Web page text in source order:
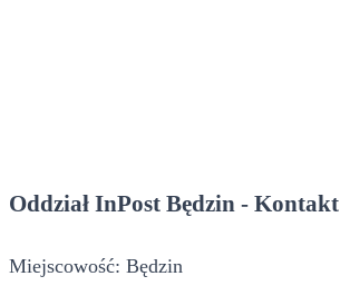
Oddział InPost Będzin - Kontakt
Miejscowość: Będzin